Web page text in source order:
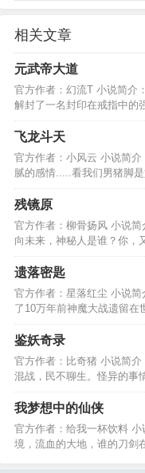
相关文章
元武帝大道
官方作者：幻流T 小说简介
解封了一名封印在戒指中的
作品请大家多多支持！…
飞龙斗天
官方作者：小风云 小说简
腻的感情.....看我们男猪脚
控苍生尽在飞龙斗天…
残镜原
官方作者：柳骨扬风 小说
向未来，神秘人是谁？你，
身上，我延明羲，能赢！…
遗落密匙
官方作者：星落红尘 小说
了10万年前神魔大战遗留在
平凡的人生“旅行”。…
鉴妖奇录
官方作者：比奇猪 小说简
混战，民不聊生。怪异的事
传奇而又玄乎的年代。…
我梦想中的仙侠
官方作者：给我一杯饮料
境，流血的大地，谁的刀剑